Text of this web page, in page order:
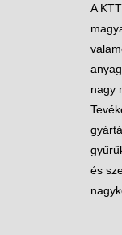
A
nagy
és